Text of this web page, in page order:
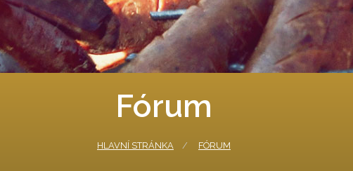
Fórum
HLAVNÍ STRÁNKA FÓRUM